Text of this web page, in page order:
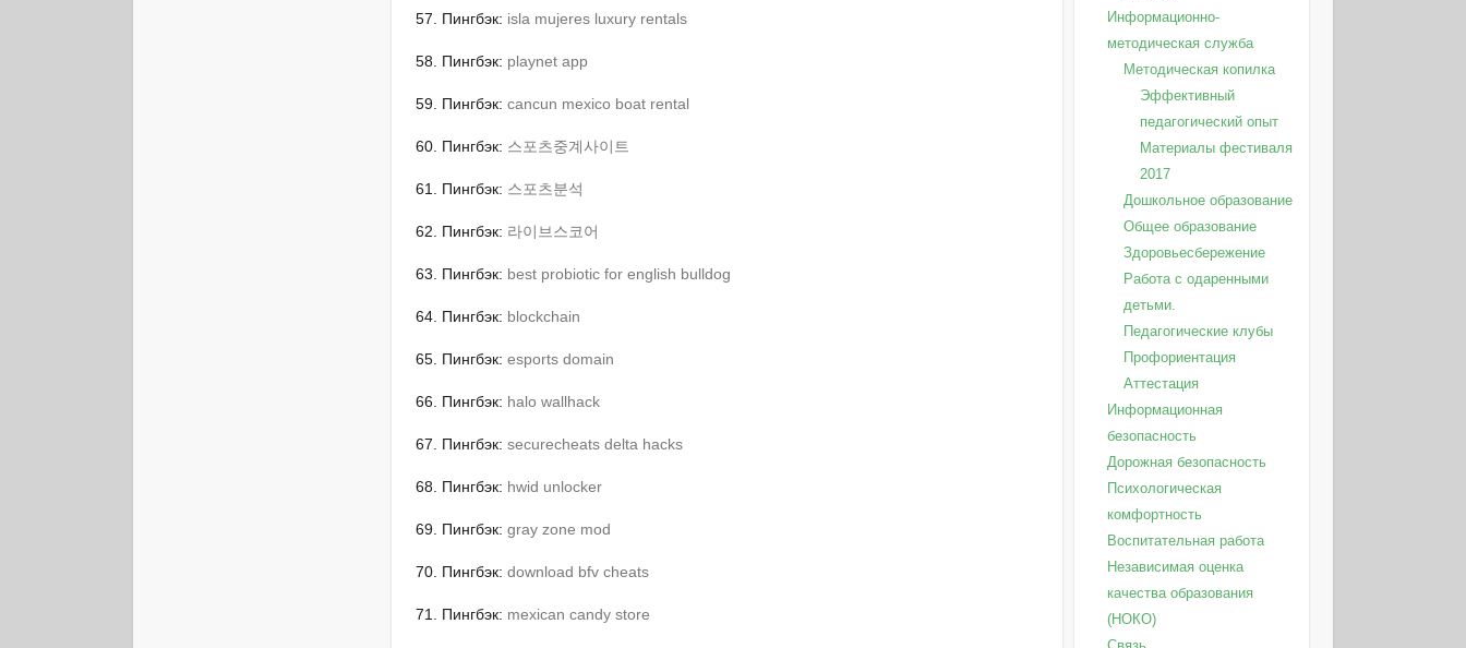
Пингбэк: isla mujeres luxury rentals
Пингбэк: playnet app
Пингбэк: cancun mexico boat rental
Пингбэк: 스포츠중계사이트
Пингбэк: 스포츠분석
Пингбэк: 라이브스코어
Пингбэк: best probiotic for english bulldog
Пингбэк: blockchain
Пингбэк: esports domain
Пингбэк: halo wallhack
Пингбэк: securecheats delta hacks
Пингбэк: hwid unlocker
Пингбэк: gray zone mod
Пингбэк: download bfv cheats
Пингбэк: mexican candy store
Информационно-
методическая служба
Методическая копилка
Эффективный
педагогический опыт
Материалы фестиваля
2017
Дошкольное образование
Общее образование
Здоровьесбережение
Работа с одаренными
детьми.
Педагогические клубы
Профориентация
Аттестация
Информационная
безопасность
Дорожная безопасность
Психологическая
комфортность
Воспитательная работа
Независимая оценка
качества образования
(НОКО)